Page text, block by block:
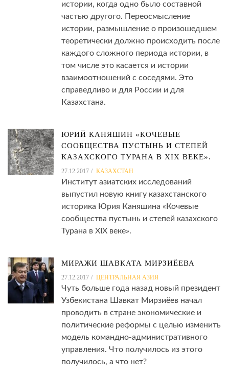
истории, когда одно было составной
частью другого. Переосмысление
истории, размышление о произошедшем
теоретически должно происходить после
каждого сложного периода истории, в
том числе это касается и истории
взаимоотношений с соседями. Это
справедливо и для России и для
Казахстана.
ЮРИЙ КАНЯШИН «КОЧЕВЫЕ
СООБЩЕСТВА ПУСТЫНЬ И СТЕПЕЙ
КАЗАХСКОГО ТУРАНА В XIX ВЕКЕ».
27.12.2017 КАЗАХСТАН
Институт азиатских исследований
выпустил новую книгу казахстанского
историка Юрия Каняшина «Кочевые
сообщества пустынь и степей казахского
Турана в XIX веке».
МИРАЖИ ШАВКАТА МИРЗИЁЕВА
27.12.2017 ЦЕНТРАЛЬНАЯ АЗИЯ
Чуть больше года назад новый президент
Узбекистана Шавкат Мирзиёев начал
проводить в стране экономические и
политические реформы с целью изменить
модель командно-административного
управления. Что получилось из этого
получилось, а что нет?